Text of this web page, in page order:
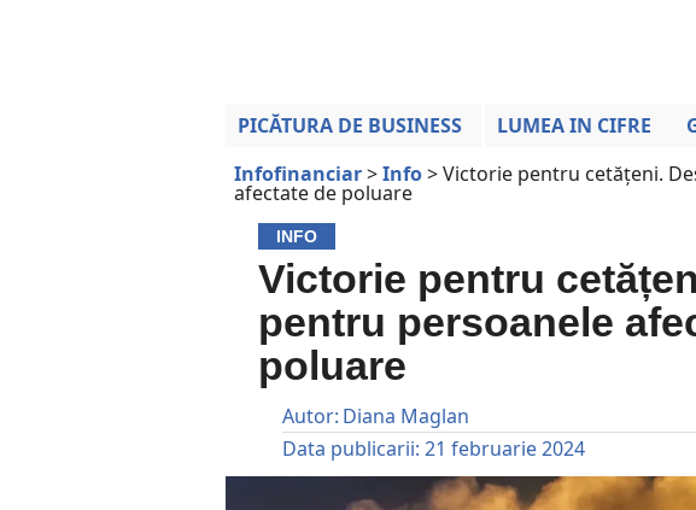
PICĂTURA DE BUSINESS LUMEA IN CIFRE
Infofinanciar>Info>Victorie pentru cetățeni.
afectate de poluare
INFO
Victorie pentru
pentru persoanele
poluare
Autor: Diana Maglan
Data publicarii: 21 februarie 2024